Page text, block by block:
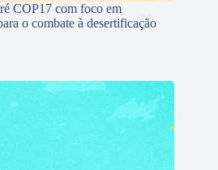
COP17 com foco em
o combate à desertificação